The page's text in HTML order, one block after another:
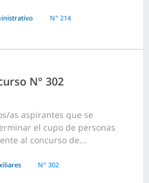
N° 214
N° 302
as aspirantes que se
el cupo de personas
al concurso de...
N° 302